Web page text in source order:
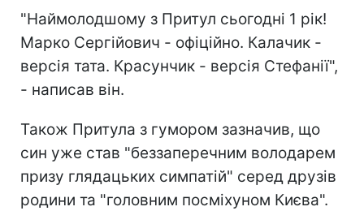
"Наймолодшому з Притул сьогодні 1 рік!
Марко Сергійович - офіційно. Калачик -
версія тата. Красунчик - версія Стефанії",
- написав він.
Також Притула з гумором зазначив, що
син уже став "беззаперечним володарем
призу глядацьких симпатій" серед друзів
родини та "головним посміхуном Києва".